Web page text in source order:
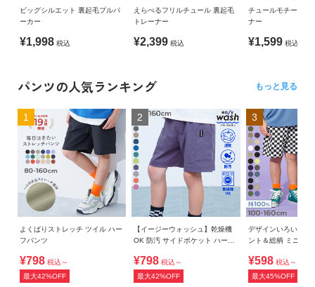
ビッグシルエット 裏起毛プルパ
ーカー
¥1,998 税込
えらべるフリルチュール 裏起毛
トレーナー
¥2,399 税込
チュールモチーフ
ナー
¥1,599 税込
パンツの人気ランキング もっと見る
1
よくばりストレッチ ツイル ハー
フパンツ
¥798 税込～
最大42%OFF
2
【イージーウォッシュ】乾燥機
OK 防汚 サイドポケット ハーフ
¥798 税込～
最大42%OFF
3
デザインいろいろ
ント＆総柄 ミニ裏
¥598 税込～
最大45%OFF